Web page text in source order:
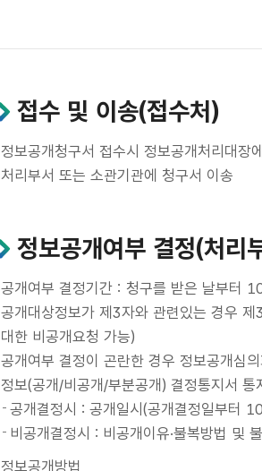
접수 및 이송(접수처)
정보공개청구서 접수시 정보공개처리대장
처리부서 또는 소관기관에 청구서 이송
정보공개여부 결정(처리
공개여부 결정기간 : 청구를 받은 날부터
공개대상정보가 제3자와 관련있는 경우
대한 비공개요청 가능)
공개여부 결정이 곤란한 경우 정보공개심의
정보(공개/비공개/부분공개) 결정통지서 통
공개결정시 : 공개일시(공개결정일부터
비공개결정시 : 비공개이유·불복방법 및
정보공개방법